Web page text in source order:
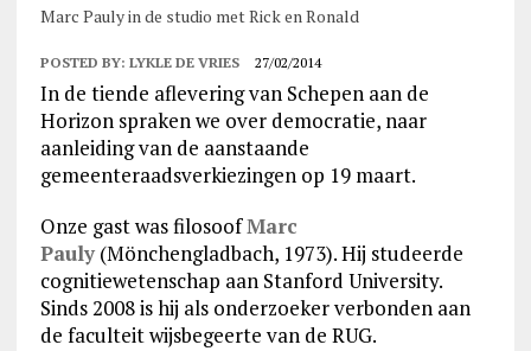
Marc Pauly in de studio met Rick en Ronald
POSTED BY: LYKLE DE VRIES 27/02/2014
In de tiende aflevering van Schepen aan de
Horizon spraken we over democratie, naar
aanleiding van de aanstaande
gemeenteraadsverkiezingen op 19 maart.
Onze gast was filosoofMarc
Pauly(Mönchengladbach, 1973). Hij studeerde
cognitiewetenschap aan Stanford University.
Sinds 2008 is hij als onderzoeker verbonden aan
de faculteit wijsbegeerte van de RUG.